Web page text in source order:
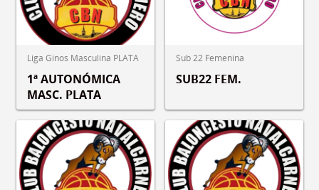
Liga Ginos Masculina PLATA
1ª AUTONÓMICA
MASC. PLATA
Sub 22 Femenina
SUB22 FEM.